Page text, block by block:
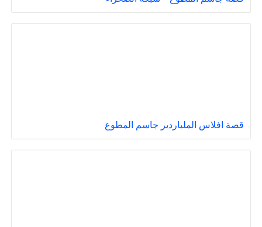
قصة افلاس الملياردير جاسم المطوع